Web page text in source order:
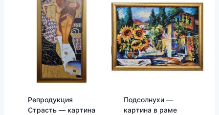
Репродукция
Страсть — картина
Подсолнухи —
картина в раме